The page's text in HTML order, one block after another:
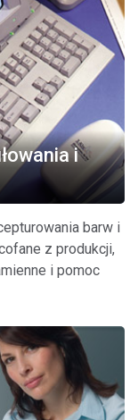
i
barw i
z produkcji,
i pomoc